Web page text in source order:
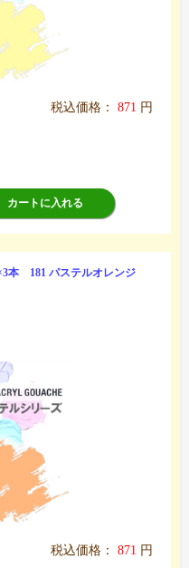
税込価格： 871 円
カートに入れる
本 181 パステルオレンジ
税込価格： 871 円